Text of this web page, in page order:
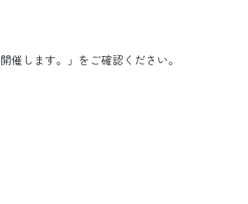
します。」をご確認ください。